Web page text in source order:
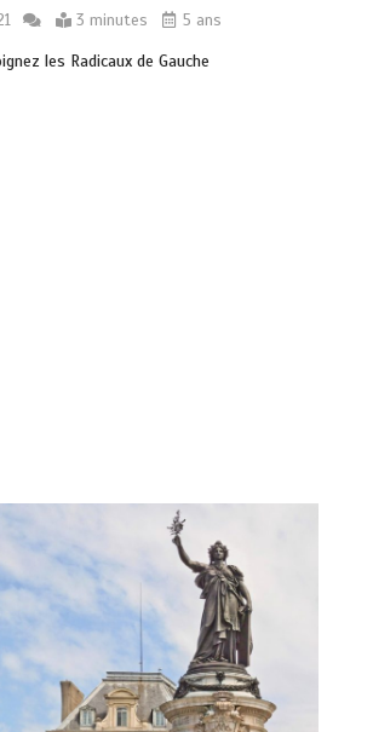
3 minutes 5 ans
les Radicaux de Gauche